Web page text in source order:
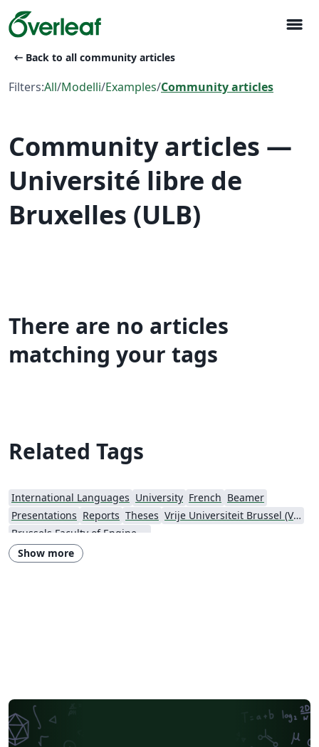
menu
arrow_left_alt Back to all community articles
Filters:All/Modelli/Examples/Community articles
Community articles —
Université libre de
Bruxelles (ULB)
There are no articles
matching your tags
Related Tags
International Languages University French Beamer
Presentations Reports Theses
Vrije Universiteit Brussel (VUB)
Brussels Faculty of Engineering
Show more